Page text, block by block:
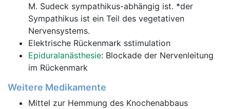
M. Sudeck sympathikus-abhängig ist. *der
Sympathikus ist ein Teil des vegetativen
Nervensystems.
Elektrische Rückenmark sstimulation
Epiduralanästhesie: Blockade der Nervenleitung
im Rückenmark
Weitere Medikamente
Mittel zur Hemmung des Knochenabbaus